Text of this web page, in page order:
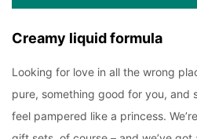
Creamy liquid formula
Looking for love in all the wrong
pure, something good for you, and
feel pampered like a princess.